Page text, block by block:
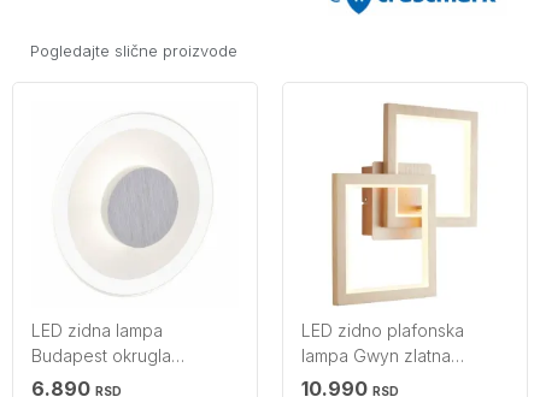
Pogledajte slične proizvode
LED zidna lampa
Budapest okrugla
BRILLIANT
6.890 RSD
LED zidno plafonska
lampa Gwyn zlatna
BRILLIANT
10.990 RSD